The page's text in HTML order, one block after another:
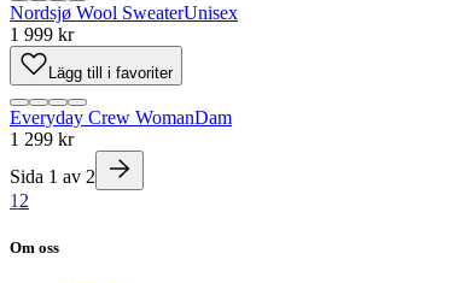
Nordsjø Wool SweaterUnisex
1 999 kr
Lägg till i favoriter
Everyday Crew WomanDam
1 299 kr
Sida 1 av 2
1 2
Om oss